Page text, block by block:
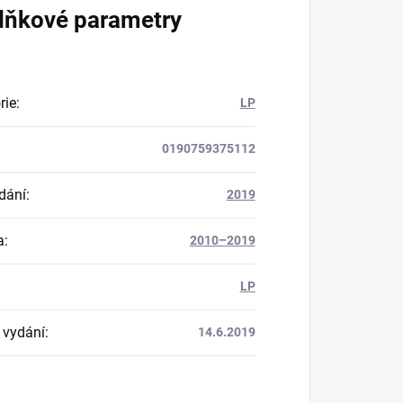
parametry
: LP
0190759375112
: 2019
: 2010–2019
LP
: 14.6.2019